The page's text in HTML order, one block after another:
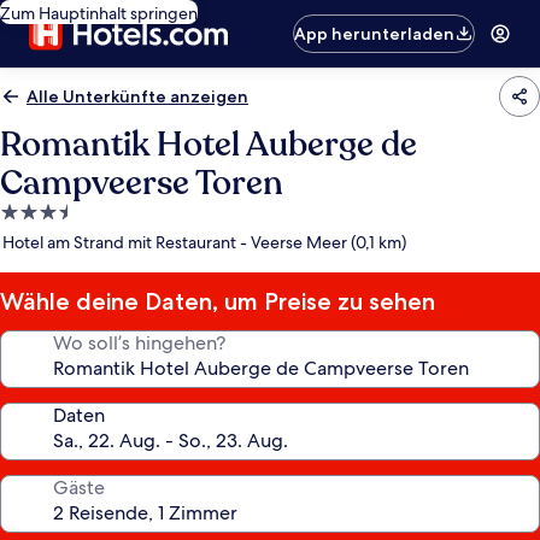
Zum Hauptinhalt springen
App herunterladen
Alle Unterkünfte anzeigen
Romantik Hotel Auberge de
Campveerse Toren
3.5-
Sterne-
Hotel am Strand mit Restaurant - Veerse Meer (0,1 km)
Wähle deine Daten, um Preise zu sehen
Wo soll’s hingehen?
Daten
Gäste